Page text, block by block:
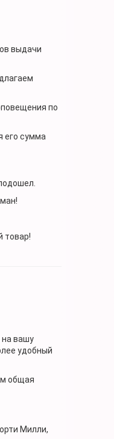
выдачи
по
его сумма
товар!
на вашу
удобный
общая
Милли,